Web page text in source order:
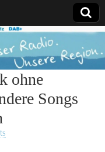
ohne
Songs